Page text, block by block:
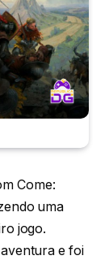
Come:
uma
jogo.
e foi